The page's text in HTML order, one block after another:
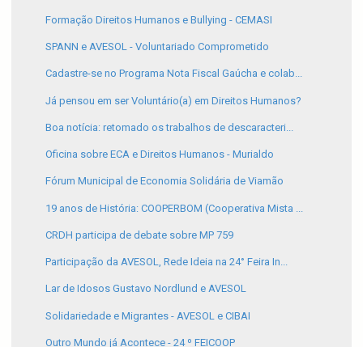
Formação Direitos Humanos e Bullying - CEMASI
SPANN e AVESOL - Voluntariado Comprometido
Cadastre-se no Programa Nota Fiscal Gaúcha e colab...
Já pensou em ser Voluntário(a) em Direitos Humanos?
Boa notícia: retomado os trabalhos de descaracteri...
Oficina sobre ECA e Direitos Humanos - Murialdo
Fórum Municipal de Economia Solidária de Viamão
19 anos de História: COOPERBOM (Cooperativa Mista ...
CRDH participa de debate sobre MP 759
Participação da AVESOL, Rede Ideia na 24° Feira In...
Lar de Idosos Gustavo Nordlund e AVESOL
Solidariedade e Migrantes - AVESOL e CIBAI
Outro Mundo já Acontece - 24 º FEICOOP